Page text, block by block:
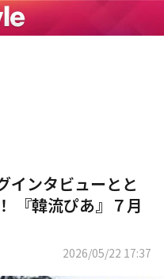
インタビューとと
『韓流ぴあ』７月
2026/05/22 17:37